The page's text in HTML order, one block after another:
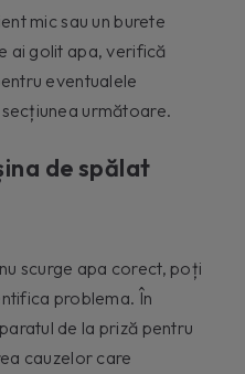
mic sau un burete
ai golit apa, verifică
eventualele
următoare.
de spălat
scurge apa corect, poți
problema. În
de la priză pentru
cauzelor care